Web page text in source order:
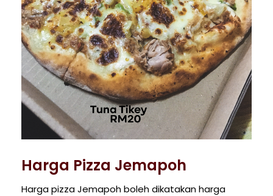
Harga Pizza Jemapoh
Harga pizza Jemapoh boleh dikatakan harga